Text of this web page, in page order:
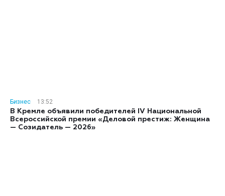
Бизнес
13:52
В Кремле объявили победителей IV Национальной
Всероссийской премии «Деловой престиж: Женщина
— Созидатель — 2026»